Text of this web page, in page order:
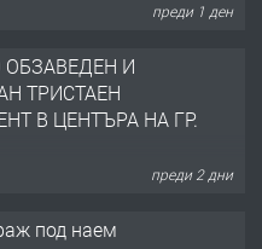
преди 1 ден
И
ТРИСТАЕН
В ЦЕНТЪРА НА ГР.
преди 2 дни
под наем